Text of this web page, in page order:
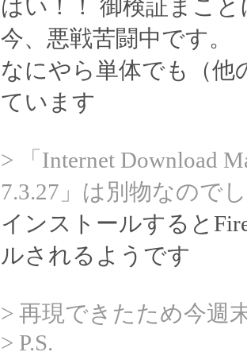
はい！！ 御検証まこ
今、悪戦苦闘中です。
なにやら単体でも（他
ています
> 「Internet Download
7.3.27」は別物なので
インストールすると
ルされるようです
> 再現できたため今週
> P.S.